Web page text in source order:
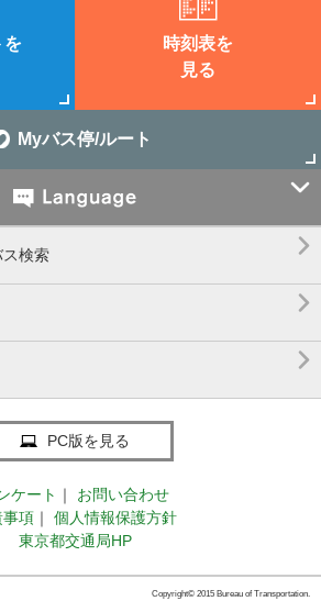
を
時刻表を
見る
Myバス停/ルート

検索 


PC版を見る
ケート ｜
お問い合わせ
事項 ｜
個人情報保護方針
東京都交通局HP
Copyright© 2015 Bureau of Transportation.